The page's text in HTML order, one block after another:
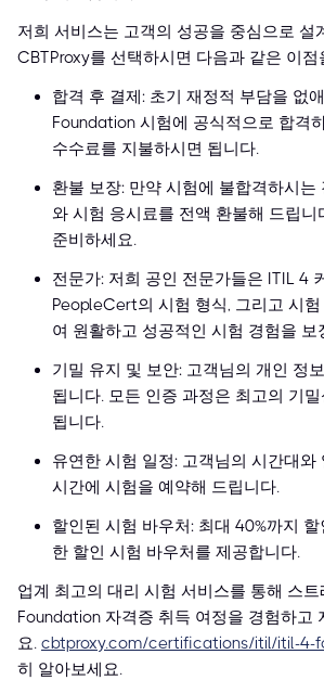
저희 서비스는 고객의 성공을 중심으로 설
CBTProxy를 선택하시면 다음과 같은 이
합격 후 결제: 초기 재정적 부담을 없
Foundation 시험에 공식적으로 합격
수수료를 지불하시면 됩니다.
환불 보장: 만약 시험에 불합격하시는
와 시험 응시료를 전액 환불해 드립니
준비하세요.
전문가: 저희 공인 전문가들은 ITIL 4
PeopleCert의 시험 형식, 그리고 시
여 원활하고 성공적인 시험 경험을 보
기밀 유지 및 보안: 고객님의 개인 정
됩니다. 모든 인증 과정은 최고의 기
됩니다.
유연한 시험 일정: 고객님의 시간대와
시간에 시험을 예약해 드립니다.
할인된 시험 바우처: 최대 40%까지
한 할인 시험 바우처를 제공합니다.
업계 최고의 대리 시험 서비스를 통해 스
Foundation 자격증 취득 여정을 경험하고
요. cbtproxy.com/certifications/itil/itil-4-
히 알아보세요.